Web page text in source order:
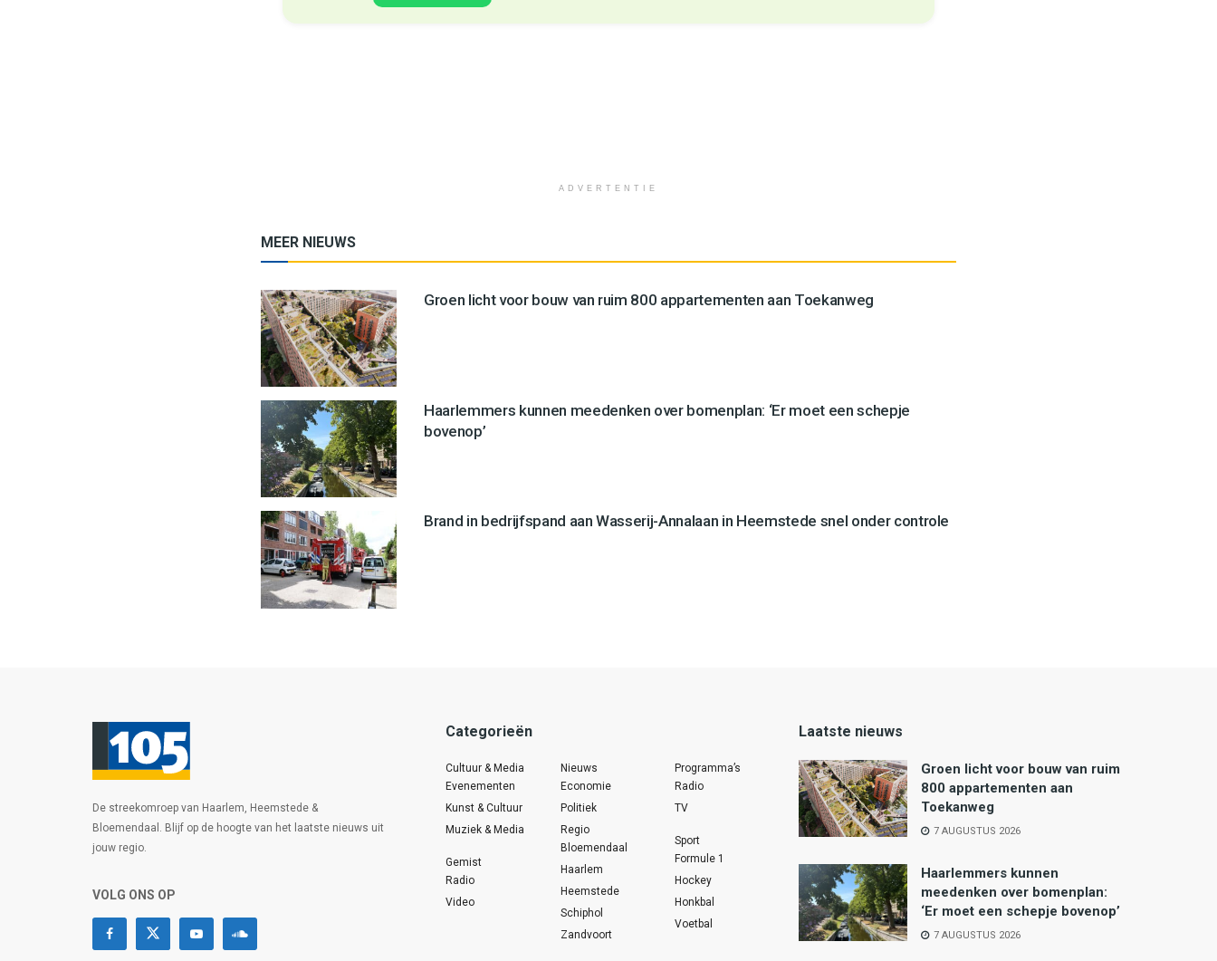
ADVERTENTIE
MEER NIEUWS
Groen licht voor bouw van ruim 800 appartementen aan Toekanweg
Haarlemmers kunnen meedenken over bomenplan: ‘Er moet een schepje
bovenop’
Brand in bedrijfspand aan Wasserij-Annalaan in Heemstede snel onder controle
De streekomroep van Haarlem, Heemstede &
Bloemendaal. Blijf op de hoogte van het laatste nieuws uit
jouw regio.
VOLG ONS OP
Categorieën
Cultuur & Media
Evenementen
Kunst & Cultuur
Muziek & Media
Gemist
Radio
Video
Nieuws
Economie
Politiek
Regio
Bloemendaal
Haarlem
Heemstede
Schiphol
Zandvoort
Programma’s
Radio
TV
Sport
Formule 1
Hockey
Honkbal
Voetbal
Laatste nieuws
Groen licht voor bouw van ruim
800 appartementen aan
Toekanweg
7 AUGUSTUS 2026
Haarlemmers kunnen
meedenken over bomenplan:
‘Er moet een schepje bovenop’
7 AUGUSTUS 2026